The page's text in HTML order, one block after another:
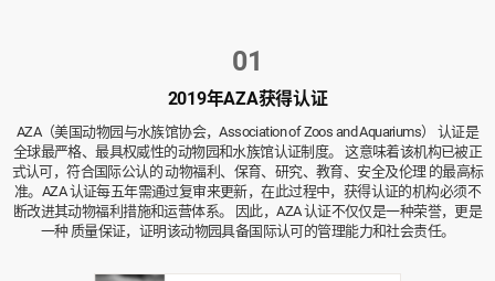
01
2019年AZA获得认证
AZA（美国动物园与水族馆协会，Association of Zoos and Aquariums） 认证是
全球最严格、最具权威性的动物园和水族馆认证制度。 这意味着该机构已被正
式认可，符合国际公认的 动物福利、保育、研究、教育、安全及伦理 的最高标
准。 AZA 认证每五年需通过复审来更新，在此过程中，获得认证的机构必须不
断改进其动物福利措施和运营体系。 因此，AZA 认证不仅仅是一种荣誉，更是
一种 质量保证，证明该动物园具备国际认可的管理能力和社会责任。